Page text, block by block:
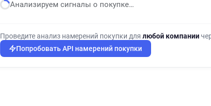
Анализируем сигналы о покупке…
Проведите анализ намерений покупки для любой компании
Попробовать API намерений покупки